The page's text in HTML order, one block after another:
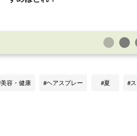
美容・健康 ヘアスプレー 夏